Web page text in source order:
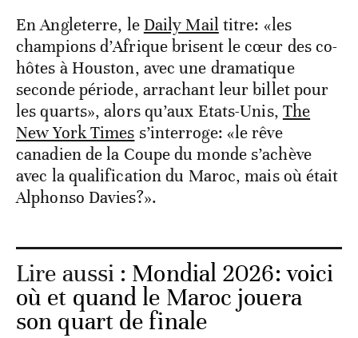
En Angleterre, le Daily Mail titre: «les
champions d’Afrique brisent le cœur des co-
hôtes à Houston, avec une dramatique
seconde période, arrachant leur billet pour
les quarts», alors qu’aux Etats-Unis, The
New York Times s’interroge: «le rêve
canadien de la Coupe du monde s’achève
avec la qualification du Maroc, mais où était
Alphonso Davies?».
Lire aussi : Mondial 2026: voici
où et quand le Maroc jouera
son quart de finale